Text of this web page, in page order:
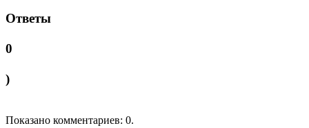
Ответы
0
)
Показано комментариев: 0.